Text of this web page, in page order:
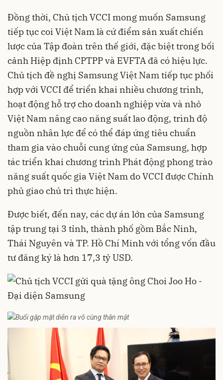
Đồng thời, Chủ tịch VCCI mong muốn Samsung
tiếp tục coi Việt Nam là cứ điểm sản xuất chiến
lược của Tập đoàn trên thế giới, đặc biệt trong bối
cảnh Hiệp định CPTPP và EVFTA đã có hiệu lực.
Chủ tịch đề nghị Samsung Việt Nam tiếp tục phối
hợp với VCCI để triển khai nhiều chương trình,
hoạt động hỗ trợ cho doanh nghiệp vừa và nhỏ
Việt Nam nâng cao năng suất lao động, trình độ
nguồn nhân lực để có thể đáp ứng tiêu chuẩn
tham gia vào chuỗi cung ứng của Samsung, hợp
tác triển khai chương trình Phát động phong trào
năng suất quốc gia Việt Nam do VCCI được Chính
phủ giao chủ trì thực hiện.
Được biết, đến nay, các dự án lớn của Samsung
tập trung tại 3 tỉnh, thành phố gồm Bắc Ninh,
Thái Nguyên và TP. Hồ Chí Minh với tổng vốn đầu
tư đăng ký là hơn 17,3 tỷ USD.